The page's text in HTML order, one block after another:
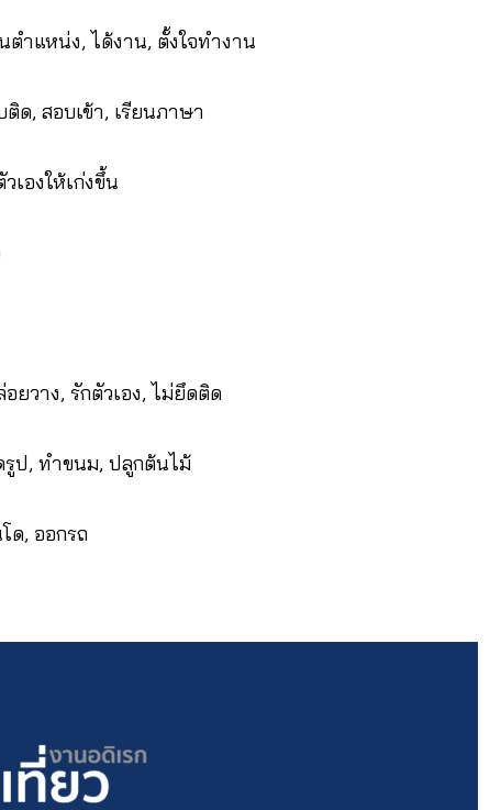
ตำแหน่ง, ได้งาน, ตั้งใจทำงาน
ด, สอบเข้า, เรียนภาษา
เองให้เก่งขึ้น
ยวาง, รักตัวเอง, ไม่ยึดติด
รูป, ทำขนม, ปลูกต้นไม้
ด, ออกรถ